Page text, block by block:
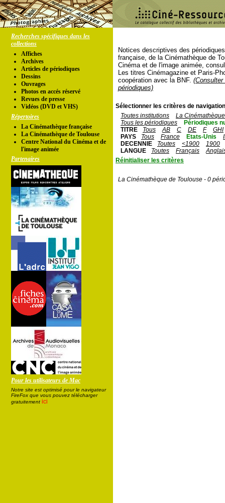
Recherches spécifiques dans les
collections
Affiches
Archives
Articles de périodiques
Dessins
Ouvrages
Photos en accés réservé
Revues de presse
Vidéos (DVD et VHS)
Répertoires
La Cinémathèque française
La Cinémathèque de Toulouse
Centre National du Cinéma et de
l'image animée
Partenaires
Pour les utilisateurs de Mac
Notre site est optimisé pour le navigateur
FireFox que vous pouvez télécharger
gratuitement ici
Notices descriptives des
française, de la Cinémathèque de
Cinéma et de l'image animée,
Les titres Cinémagazine et Paris-
coopération avec la BNF.
périodiques)
Sélectionner les critères de
Toutes institutions
La
Tous les périodiques
Périodiques
TITRE
Tous AB C DE F
GHI
PAYS
Tous France Etats-Unis
DECENNIE
Toutes <1900
1900
LANGUE
Toutes Français
Réinitialiser les critères
La Cinémathèque de Toulouse - 0